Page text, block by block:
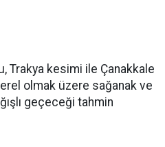
Trakya kesimi ile Çanakkale
olmak üzere sağanak ve
geçeceği tahmin